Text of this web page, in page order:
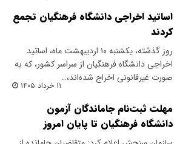
اساتید اخراجی دانشگاه فرهنگیان تجمع
کردند
روز گذشته، یکشنبه ۱۰ اردیبهشت ماه، اساتید
اخراجی دانشگاه فرهنگیان از سراسر کشور، که به
صورت غیرقانونی اخراج شده‌اند،…
۱۱ خرداد ۱۴۰۵
مهلت ثبت‌نام جاماندگان آزمون
دانشگاه فرهنگیان تا پایان امروز